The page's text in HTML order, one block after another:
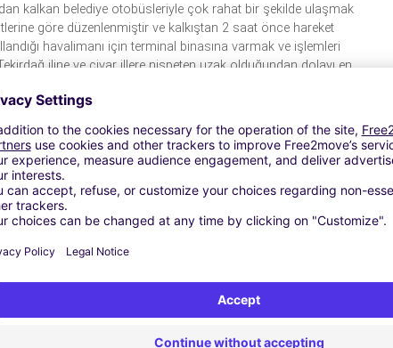
kalkan belediye otobüsleriyle çok rahat bir şekilde ulaşmak
göre düzenlenmiştir ve kalkıştan 2 saat önce hareket
havalimanı için terminal binasına varmak ve işlemleri
iline ve civar illere nispeten uzak olduğundan dolayı en
bir tek otopark alanı vardır ve terminal binasının hemen yanında
yolcu trafiği dikkate alınırsa oldukça yeterlidir ve kısa süreli park
Günlük 3 TL gibi bir ücretle alınan aylık abonman kartıyla
ve kapalı otopark alanlarını ilçe merkezinde bulabilirsek hem
de güvenli bir şekilde park etmiş oluruz. Ticari taksilerle havalimanına
taksi ücreti fazla olabilir. Oldukça küçük bir terminal binasına
ve ayrıca dış hatlar geliş ve gidiş salonlarında bulunan duty free
binasının içerisinde hem bay ve hem de bayan yolculara
sunulan hizmetler yeterlidir. Ayrıca Trakya bölgesinin tek
havalimanlarına gitmelerine gerek kalmadan uçak yolculuğu
sahiptir. Yolculardan sefer yapan şirket sayısının azlığı ve yaz
verdiği şeklinde şikâyetler zaman zaman alınmaktadır. Yapımı